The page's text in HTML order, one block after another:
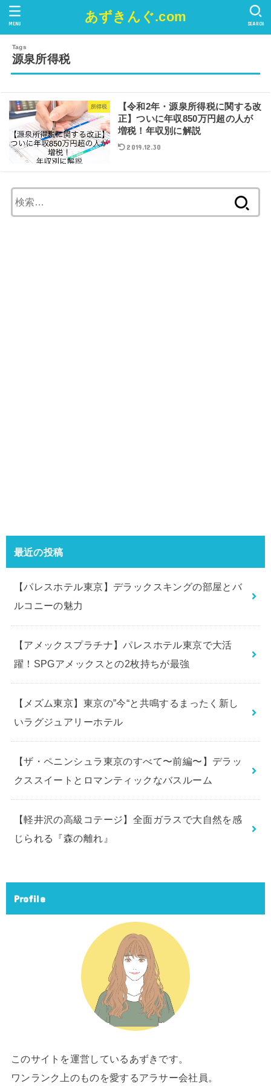
あずきんぐ.com SEARCH
MENU
源泉所得税
所得税
【令和2年・源泉所得税に関する改
正】ついに年収850万円超の人が
増税！年収別に解説
2019.12.30
索
最近の投稿
【パレスホテル東京】デラックスキングの部屋とバ
ルコニーの魅力
【アメックスプラチナ】パレスホテル東京で大活
躍！SPGアメックスとの2枚持ちが最強
【メズム東京】東京の”今“と共鳴するまったく新し
いラグジュアリーホテル
【ザ・ペニンシュラ東京のすべて〜前編〜】デラッ
クススイートとロマンティックなバスルーム
【軽井沢の高級コテージ】全面ガラスで大自然を感
じられる『森の離れ』
Profile
このサイトを運営しているあずきです。
ワンランク上のものを愛するアラサー会社員。